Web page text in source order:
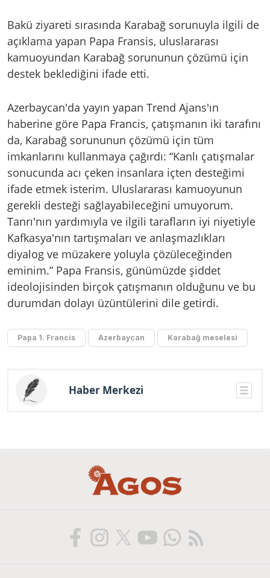
Bakü ziyareti sırasında Karabağ sorunuyla ilgili de
açıklama yapan Papa Fransis, uluslararası
kamuoyundan Karabağ sorununun çözümü için
destek beklediğini ifade etti.
Azerbaycan'da yayın yapan Trend Ajans'ın
haberine göre Papa Francis, çatışmanın iki tarafını
da, Karabağ sorununun çözümü için tüm
imkanlarını kullanmaya çağırdı: “Kanlı çatışmalar
sonucunda acı çeken insanlara içten desteğimi
ifade etmek isterim. Uluslararası kamuoyunun
gerekli desteği sağlayabileceğini umuyorum.
Tanrı'nın yardımıyla ve ilgili tarafların iyi niyetiyle
Kafkasya'nın tartışmaları ve anlaşmazlıkları
diyalog ve müzakere yoluyla çözüleceğinden
eminim.” Papa Fransis, günümüzde şiddet
ideolojisinden birçok çatışmanın olduğunu ve bu
durumdan dolayı üzüntülerini dile getirdi.
Papa 1. Francis Azerbaycan Karabağ meselesi
Haber Merkezi